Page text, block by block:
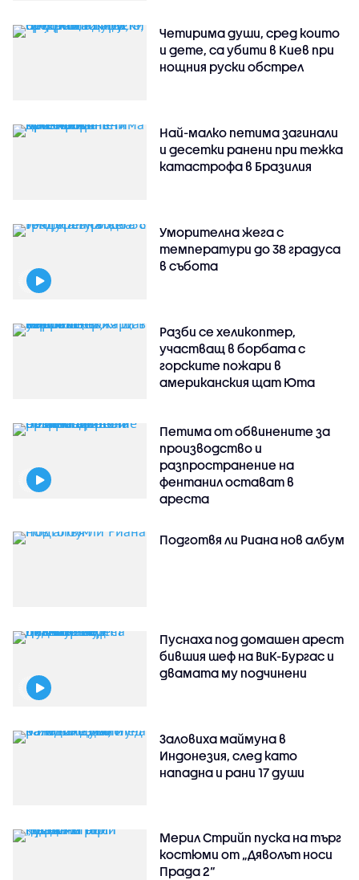
Четирима души, сред които
и дете, са убити в Киев при
нощния руски обстрел
Най-малко петима загинали
и десетки ранени при тежка
катастрофа в Бразилия
Уморителна жега с
температури до 38 градуса
в събота
Разби се хеликоптер,
участващ в борбата с
горските пожари в
американския щат Юта
Петима от обвинените за
производство и
разпространение на
фентанил остават в
ареста
Подготвя ли Риана нов албум
Пуснаха под домашен арест
бившия шеф на ВиК-Бургас и
двамата му подчинени
Заловиха маймуна в
Индонезия, след като
нападна и рани 17 души
Мерил Стрийп пуска на търг
костюми от „Дяволът носи
Прада 2“